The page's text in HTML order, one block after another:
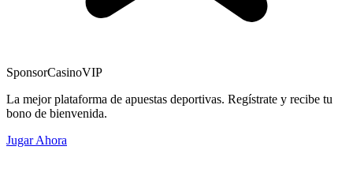
SponsorCasinoVIP
La mejor plataforma de apuestas deportivas. Regístrate y recibe tu
bono de bienvenida.
Jugar Ahora